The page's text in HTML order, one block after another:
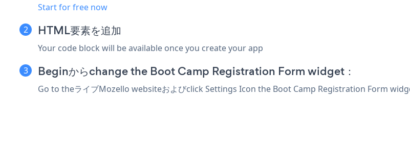
Start for free now
HTML要素を追加
Your code block will be available once you create your app
Beginからchange the Boot Camp Registration Form widget：
Go to theライブMozello websiteおよびclick Settings Icon the Boot Camp Registration Form